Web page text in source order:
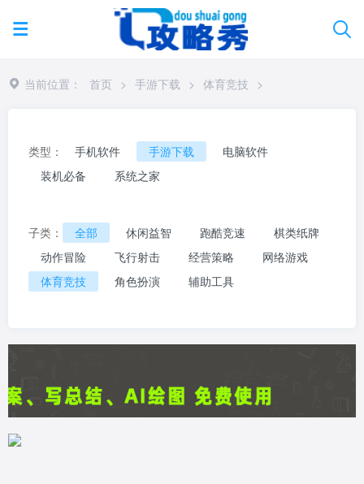
当前位置： 首页 > 手游下载 > 体育竞技 >
类型： 手机软件 手游下载
电脑软件
装机必备
系统之家
子类： 全部 休闲益智 跑酷竞速
棋类纸牌
动作冒险
飞行射击 经营策略
网络游戏
体育竞技
角色扮演 辅助工具